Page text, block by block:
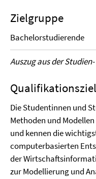
Zielgruppe
Bachelorstudierende
Auszug aus der
Die Studentinnen und
Methoden und
und kennen die
computerbasierten
der
zur Modellierung und